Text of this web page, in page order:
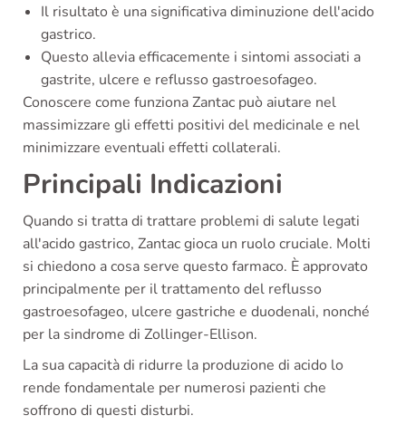
Il risultato è una significativa diminuzione dell'acido
gastrico.
Questo allevia efficacemente i sintomi associati a
gastrite, ulcere e reflusso gastroesofageo.
Conoscere come funziona Zantac può aiutare nel
massimizzare gli effetti positivi del medicinale e nel
minimizzare eventuali effetti collaterali.
Principali Indicazioni
Quando si tratta di trattare problemi di salute legati
all'acido gastrico, Zantac gioca un ruolo cruciale. Molti
si chiedono a cosa serve questo farmaco. È approvato
principalmente per il trattamento del reflusso
gastroesofageo, ulcere gastriche e duodenali, nonché
per la sindrome di Zollinger-Ellison.
La sua capacità di ridurre la produzione di acido lo
rende fondamentale per numerosi pazienti che
soffrono di questi disturbi.